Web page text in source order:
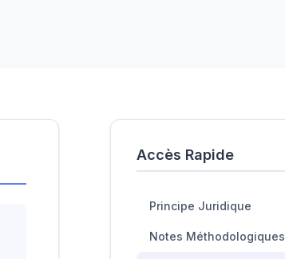
Accès Rapide
Principe Juridique
Notes Méthodologiques